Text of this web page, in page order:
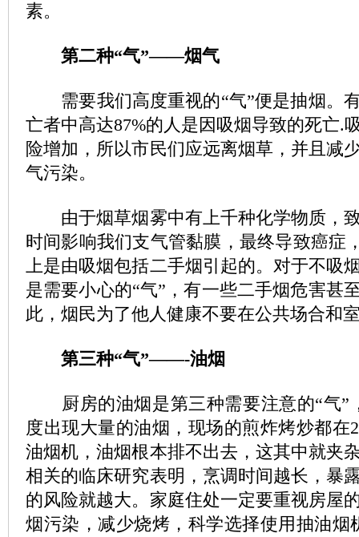
素。
第二种“气”——烟气
需要我们高度重视的“气”便是抽烟。
亡者中高达87%的人是因吸烟导致的死亡.
险增加，所以市民们应远离烟草，并且减
气污染。
由于烟草烟雾中有上千种化学物质，
时间影响我们支气管黏膜，最终导致癌症
上是由吸烟包括二手烟引起的。对于不吸
是需要小心的“气”，有一些二手烟危害甚
此，烟民为了他人健康不要在公共场合和
第三种“气”——-油烟
厨房的油烟是第三种需要注意的“气”
度出现大量的油烟，现场的煎炸烤炒都在
油烟机，油烟根本排不出去，这其中就夹
相关的临床研究表明，烹调时间越长，暴
的风险就越大。家庭住处一定要重视房屋
烟污染，减少烧烤，科学选择使用抽油烟